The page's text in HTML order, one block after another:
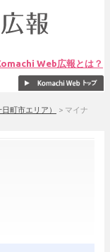
Web広報とは？
町市エリア） > マイナ